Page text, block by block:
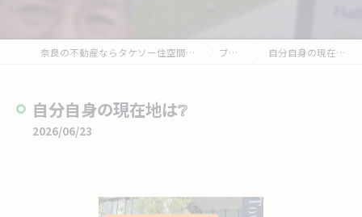
奈良の不動産ならタケソー住空間株式会社 ブログ 自分自身の現在地は❔
自分自身の現在地は❔
2026/06/23